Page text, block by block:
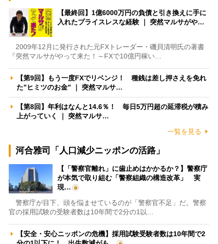
【最終回】1億6000万円の負債と引き換えに手に
入れたプライスレスな経験 ｜ 突然マルサがや…
2009年12月に発行された元FXトレーダー・磯貝清明氏の著書
『突然マルサがやって来た！～FXで10億円稼い…
【第9回】もう一度FXでリベンジ！ 種銭は差し押さえを免れ
た”ヒミツのお金” ｜ 突然マルサ…
【第8回】年利はなんと14.6％！ 毎日5万円超の延滞税が積み
上がっていく ｜ 突然マルサ…
一覧を見る
河合雅司「人口減少ニッポンの活路」
【「警察官離れ」に歯止めはかかるか？】警察庁
が本気で取り組む「警察組織の構造改革」 実
現…
警察庁が目下、頭を悩ませているのが「警察官不足」だ。警察
官の採用試験の受験者数は10年間で2分の1以…
【安全・安心ニッポンの危機】採用試験受験者数は10年間で2